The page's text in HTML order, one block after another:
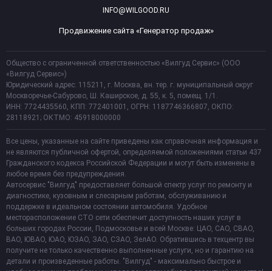
INFO@WILGOOD.RU
Продвижение сайта «Генератор продаж»
Общество с ограниченной ответственностью «Вилгуд Сервис» (ООО
«Вилгуд Сервис»)
Юридический адрес: 115211, г. Москва, вн. тер. г. муниципальный округ
Москворечье-Сабурово, Ш. Каширское, д. 55, к. 5, помещ. 1/1.
ИНН: 7724435560, КПП: 772401001, ОГРН: 1187746366807, ОКПО:
28118921; ОКТМО: 45918000000
Все цены, указанные на сайте приведены как справочная информация и
не являются публичной офертой, определяемой положениями статьи 437
Гражданского кодекса Российской Федерации и могут быть изменены в
любое время без предупреждения.
Автосервис "Вилгуд" предоставляет большой спектр услуг по ремонту и
диагностике, кузовным и слесарным работам, обслуживанию и
поддержке в идеальном состоянии автомобиля. Удобное
месторасположение СТО сети обеспечит доступность наших услуг в
больших городах России, Подмосковье и всей Москве: ЦАО, САО, СВАО,
ВАО, ЮВАО, ЮАО, ЮЗАО, ЗАО, СЗАО, ЗелАО. Обратившись в техцентр вы
получите не только качественно выполненные услуги, но и гарантию на
детали и произведенные работы. "Вилгуд" - максимально быстрое и